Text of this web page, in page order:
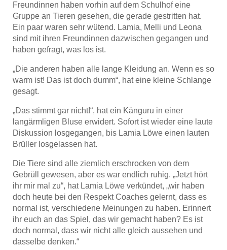
Freundinnen haben vorhin auf dem Schulhof eine
Gruppe an Tieren gesehen, die gerade gestritten hat.
Ein paar waren sehr wütend. Lamia, Melli und Leona
sind mit ihren Freundinnen dazwischen gegangen und
haben gefragt, was los ist.
„Die anderen haben alle lange Kleidung an. Wenn es so
warm ist! Das ist doch dumm“, hat eine kleine Schlange
gesagt.
„Das stimmt gar nicht!“, hat ein Känguru in einer
langärmligen Bluse erwidert. Sofort ist wieder eine laute
Diskussion losgegangen, bis Lamia Löwe einen lauten
Brüller losgelassen hat.
Die Tiere sind alle ziemlich erschrocken von dem
Gebrüll gewesen, aber es war endlich ruhig. „Jetzt hört
ihr mir mal zu“, hat Lamia Löwe verkündet, „wir haben
doch heute bei den Respekt Coaches gelernt, dass es
normal ist, verschiedene Meinungen zu haben. Erinnert
ihr euch an das Spiel, das wir gemacht haben? Es ist
doch normal, dass wir nicht alle gleich aussehen und
dasselbe denken.“